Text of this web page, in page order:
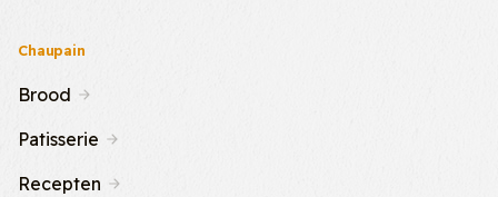
Chaupain
Brood
Patisserie
Recepten